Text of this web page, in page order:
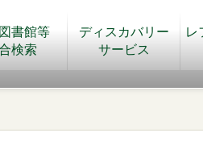
書館等
検索
ディスカバリー
サービス
レ